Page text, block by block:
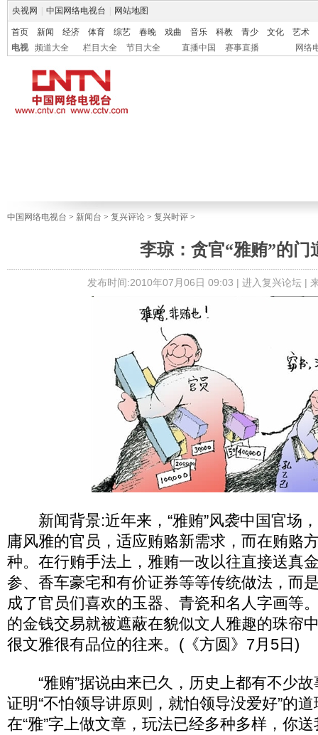
央视网 中国网络电视台 网站地图
首页 新闻 经济 体育 综艺 春晚 戏曲 音乐 科教 青少 文化
艺术
电视
频道大全 栏目大全 节目大全 直播中国 赛事直播 网络
中国网络电视台 > 新闻台 > 复兴评论 > 复兴时评 >
李琼：贪官“雅贿”的门
发布时间:2010年07月06日 09:03 | 进入复兴论坛|
新闻背景:近年来，“雅贿”风袭中国官场
庸风雅的官员，适应贿赂新需求，而在贿赂
种。在行贿手法上，雅贿一改以往直接送真
参、香车豪宅和有价证券等等传统做法，而
成了官员们喜欢的玉器、青瓷和名人字画等
的金钱交易就被遮蔽在貌似文人雅趣的珠帘
很文雅很有品位的往来。(《方圆》7月5日)
“雅贿”据说由来已久，历史上都有不少故
证明“不怕领导讲原则，就怕领导没爱好”的
在“雅”字上做文章，玩法已经多种多样，你